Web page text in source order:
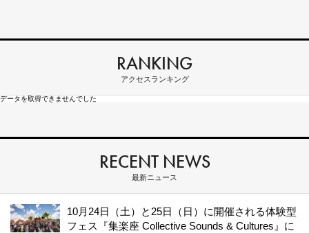
RANKING
アクセスランキング
データを取得できませんでした
RECENT NEWS
最新ニュース
10月24日（土）と25日（日）に開催される体験型
フェス『集楽座 Collective Sounds & Cultures』に